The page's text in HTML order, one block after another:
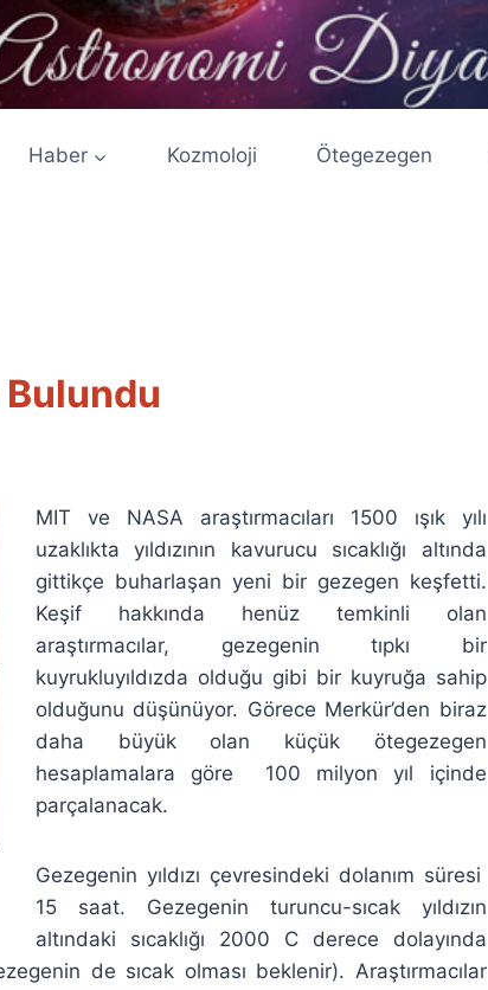
Haber Kozmoloji Ötegezegen
Bulundu
MIT ve NASA araştırmacıları 1500 ışık yılı
uzaklıkta yıldızının kavurucu sıcaklığı altında
gittikçe buharlaşan yeni bir gezegen keşfetti.
Keşif hakkında henüz temkinli olan
araştırmacılar, gezegenin tıpkı bir
kuyrukluyıldızda olduğu gibi bir kuyruğa sahip
olduğunu düşünüyor. Görece Merkür’den biraz
daha büyük olan küçük ötegezegen
hesaplamalara göre
100 milyon yıl içinde
parçalanacak.
Gezegenin yıldızı çevresindeki dolanım süresi
15 saat. Gezegenin turuncu-sıcak yıldızın
altındaki sıcaklığı 2000 C derece dolayında
de sıcak olması beklenir). Araştırmacılar